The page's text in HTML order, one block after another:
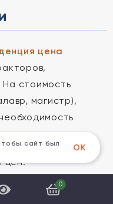
цена
На стоимость
магистр),
цен:
10 000 до 25 000
0
сайт был
ОК